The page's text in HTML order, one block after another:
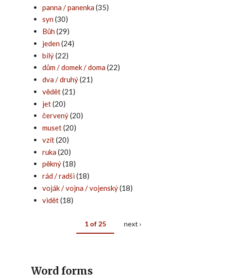
panna / panenka(35)
syn(30)
Bůh(29)
jeden(24)
bílý(22)
dům / domek / doma(22)
dva / druhý(21)
vědět(21)
jet(20)
červený(20)
muset(20)
vzít(20)
ruka(20)
pěkný(18)
rád / radši(18)
voják / vojna / vojenský(18)
vidět(18)
1 of 25 next ›
Word forms